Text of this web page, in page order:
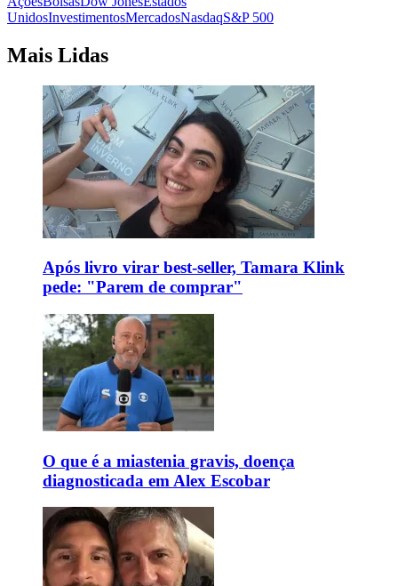
UnidosInvestimentosMercadosNasdaqS&P 500
Mais Lidas
Após livro virar best-seller, Tamara Klink
pede: "Parem de comprar"
O que é a miastenia gravis, doença
diagnosticada em Alex Escobar